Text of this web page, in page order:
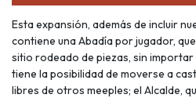
Esta expansión, además de incluir
contiene una Abadía por jugador,
sitio rodeado de piezas, sin importar
tiene la posibilidad de moverse a
libres de otros meeples; el Alcalde,